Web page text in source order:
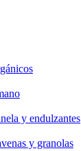
y endulzantes
y granolas